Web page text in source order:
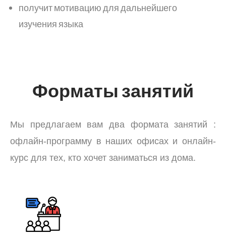
получит мотивацию для дальнейшего
изучения языка
Форматы занятий
Мы предлагаем вам два формата занятий :
офлайн-программу в наших офисах и онлайн-
курс для тех, кто хочет заниматься из дома.